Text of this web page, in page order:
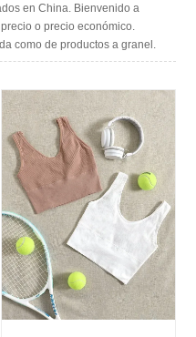
en China. Bienvenido a
o precio económico.
como de productos a granel.